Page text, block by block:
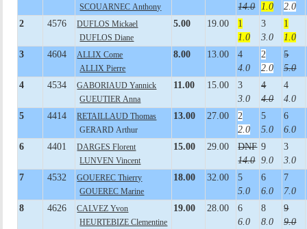
SCOUARNEC Anthony
14.0
1.0
2.0
2
4576
DUFLOS Mickael
DUFLOS Diane
5.00 19.00
1
1.0
3
3.0
1
1.0
3
4604
ALLIX Come
ALLIX Pierre
8.00 13.00
4
4.0
2
2.0
5
5.0
4
4534
GABORIAUD Yannick
GUEUTIER Anna
11.00 15.00
3
3.0
4
4.0
4
4.0
5
4414
RETAILLAUD Thomas
GERARD Arthur
13.00 27.00
2
2.0
5
5.0
6
6.0
6
4401
DARGES Florent
LUNVEN Vincent
15.00 29.00
DNF
14.0
9
9.0
3
3.0
7
4532
GOUEREC Thierry
GOUEREC Marine
18.00 32.00
5
5.0
6
6.0
7
7.0
8
4626
CALVEZ Yvon
HEURTEBIZE Clementine
19.00 28.00
6
6.0
8
8.0
9
9.0